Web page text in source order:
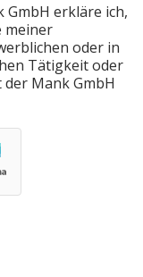
GmbH erkläre ich,
meiner
oder in
Tätigkeit oder
der Mank GmbH